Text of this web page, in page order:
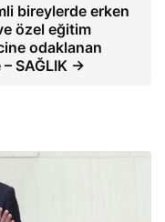
bireylerde erken
özel eğitim
odaklanan
– SAĞLIK →